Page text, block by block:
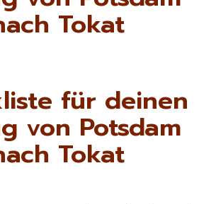
Tokat
für deinen
von Potsdam
Tokat